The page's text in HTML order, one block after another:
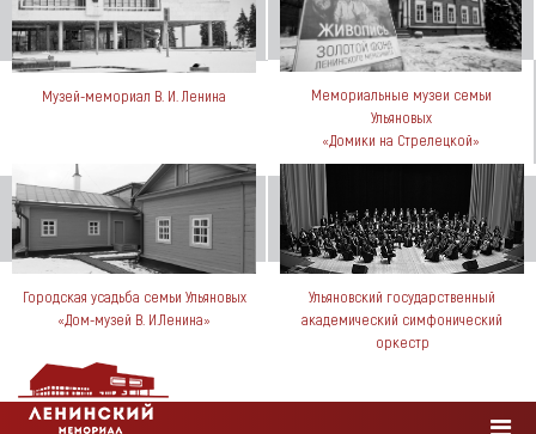
Музей-мемориал В. И. Ленина
Мемориальные музеи семьи
Ульяновых
«Домики на Стрелецкой»
Городская усадьба семьи Ульяновых
«Дом-музей В. И.Ленина»
Ульяновский государственный
академический симфонический
оркестр